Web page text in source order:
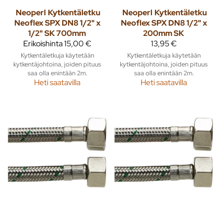
Neoperl Kytkentäletku
Neoflex SPX DN8 1/2" x
1/2" SK 700mm
Erikoishinta15,00 €
Kytkentäletkuja käytetään
kytkentäjohtoina, joiden pituus
saa olla enintään 2m.
Heti saatavilla
Neoperl Kytkentäletku
Neoflex SPX DN8 1/2" x
200mm SK
13,95 €
Kytkentäletkuja käytetään
kytkentäjohtoina, joiden pituus
saa olla enintään 2m.
Heti saatavilla